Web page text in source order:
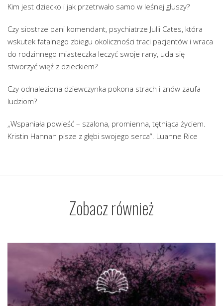
Kim jest dziecko i jak przetrwało samo w leśnej głuszy?
Czy siostrze pani komendant, psychiatrze Julii Cates, która
wskutek fatalnego zbiegu okoliczności traci pacjentów i wraca
do rodzinnego miasteczka leczyć swoje rany, uda się
stworzyć więź z dzieckiem?
Czy odnaleziona dziewczynka pokona strach i znów zaufa
ludziom?
„Wspaniała powieść – szalona, promienna, tętniąca życiem.
Kristin Hannah pisze z głębi swojego serca”. Luanne Rice
Zobacz również